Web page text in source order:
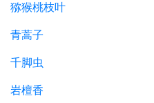
猕猴桃枝叶
青蒿子
千脚虫
岩檀香